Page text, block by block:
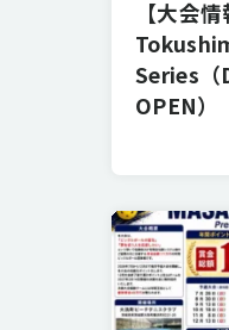
【大会
Series（
OPEN）